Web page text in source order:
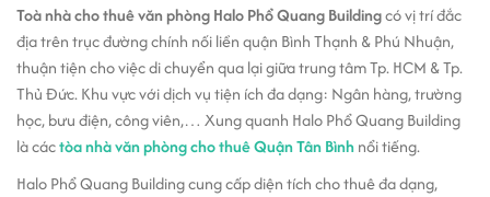
Toà nhà cho thuê văn phòng Halo Phổ Quang Buildingcó vị trí đắc
địa trên trục đường chính nối liền quận Bình Thạnh & Phú Nhuận,
thuận tiện cho việc di chuyển qua lại giữa trung tâm Tp. HCM & Tp.
Thủ Đức. Khu vực với dịch vụ tiện ích đa dạng: Ngân hàng, trường
học, bưu điện, công viên,… Xung quanh Halo Phổ Quang Building
là cáctòa nhà văn phòng cho thuê Quận Tân Bìnhnổi tiếng.
Halo Phổ Quang Building cung cấp diện tích cho thuê đa dạng,